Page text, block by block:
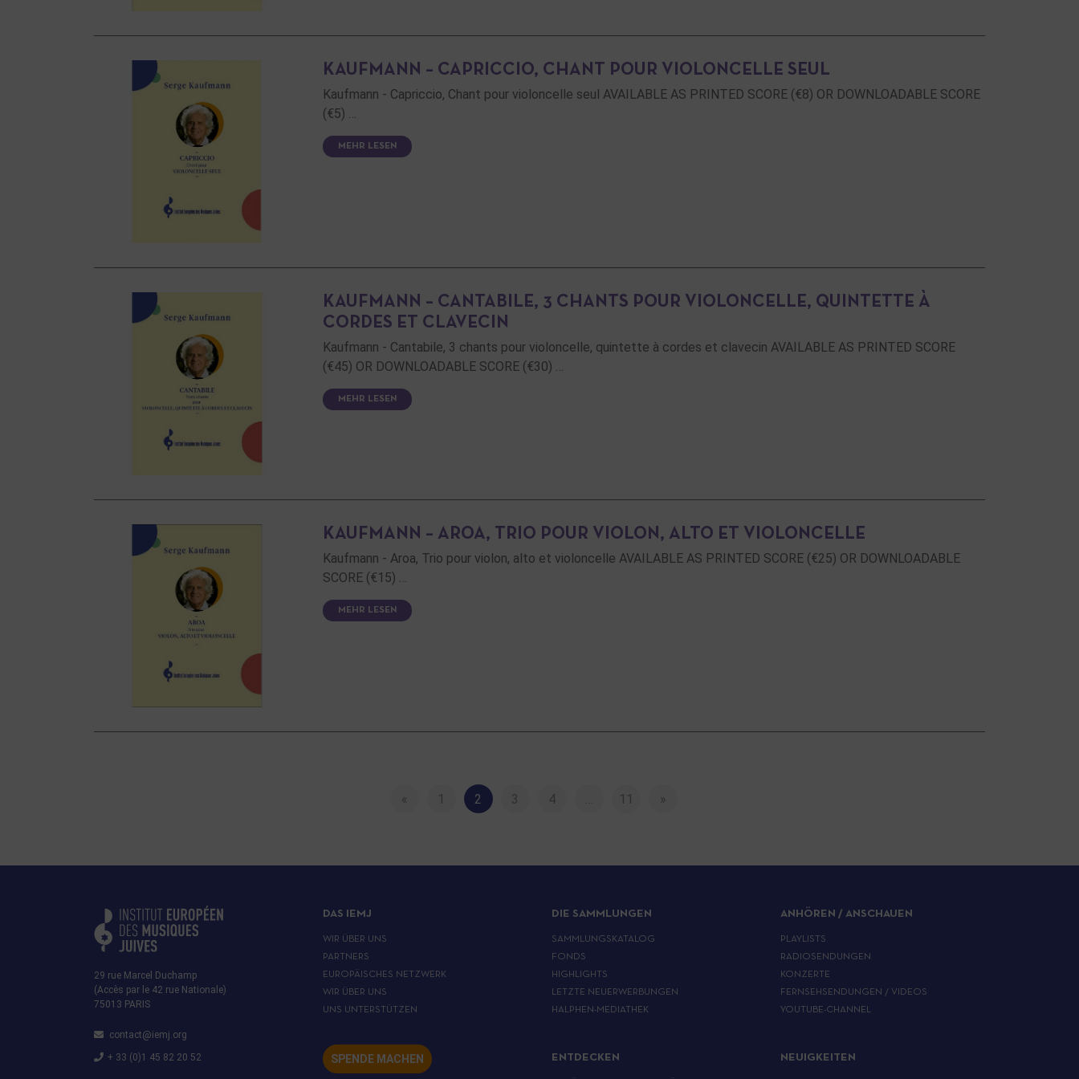
KAUFMANN – CAPRICCIO, CHANT POUR VIOLONCELLE SEUL
Kaufmann - Capriccio, Chant pour violoncelle seul AVAILABLE AS PRINTED SCORE (€8) OR DOWNLOADABLE SCORE
(€5) …
MEHR LESEN
KAUFMANN – CANTABILE, 3 CHANTS POUR VIOLONCELLE, QUINTETTE À
CORDES ET CLAVECIN
Kaufmann - Cantabile, 3 chants pour violoncelle, quintette à cordes et clavecin AVAILABLE AS PRINTED SCORE
(€45) OR DOWNLOADABLE SCORE (€30) …
MEHR LESEN
KAUFMANN – AROA, TRIO POUR VIOLON, ALTO ET VIOLONCELLE
Kaufmann - Aroa, Trio pour violon, alto et violoncelle AVAILABLE AS PRINTED SCORE (€25) OR DOWNLOADABLE
SCORE (€15) …
MEHR LESEN
« 1 2 3 4 11 »
29 rue Marcel Duchamp
(Accès par le 42 rue Nationale)
75013 PARIS
contact@iemj.org
+ 33 (0)1 45 82 20 52
DAS IEMJ
WIR ÜBER UNS
PARTNERS
EUROPÄISCHES NETZWERK
WIR ÜBER UNS
UNS UNTERSTÜTZEN
SPENDE MACHEN
DIE SAMMLUNGEN
SAMMLUNGSKATALOG
FONDS
HIGHLIGHTS
LETZTE NEUERWERBUNGEN
HALPHEN-MEDIATHEK
ENTDECKEN
ANHÖREN / ANSCHAUEN
PLAYLISTS
RADIOSENDUNGEN
KONZERTE
FERNSEHSENDUNGEN / VIDEOS
YOUTUBE-CHANNEL
NEUIGKEITEN